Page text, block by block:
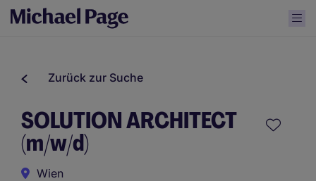
Zurück zur Suche
SOLUTION ARCHITECT
(m/w/d)
Wien